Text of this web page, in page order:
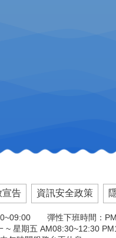
宣告 資訊安全政策
彈性下班時間：
~ 星期五 AM08:30~12:30